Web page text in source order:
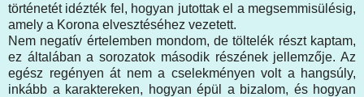
történetét idézték fel, hogyan jutottak el a megsemmisülésig,
amely a Korona elvesztéséhez vezetett.
Nem negatív értelemben mondom, de töltelék részt kaptam,
ez általában a sorozatok második részének jellemzője. Az
egész regényen át nem a cselekményen volt a hangsúly,
inkább a karaktereken, hogyan épül a bizalom, és hogyan